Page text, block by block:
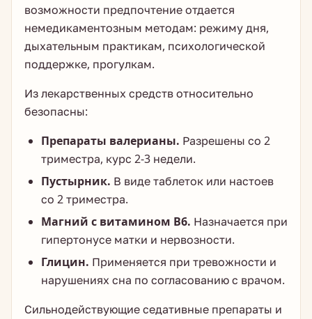
возможности предпочтение отдается
немедикаментозным методам: режиму дня,
дыхательным практикам, психологической
поддержке, прогулкам.
Из лекарственных средств относительно
безопасны:
Препараты валерианы. Разрешены со 2
триместра, курс 2-3 недели.
Пустырник. В виде таблеток или настоев
со 2 триместра.
Магний с витамином В6. Назначается при
гипертонусе матки и нервозности.
Глицин. Применяется при тревожности и
нарушениях сна по согласованию с врачом.
Сильнодействующие седативные препараты и